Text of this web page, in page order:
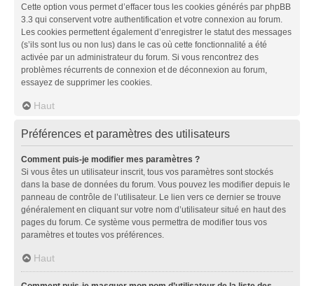
Cette option vous permet d’effacer tous les cookies générés par phpBB
3.3 qui conservent votre authentification et votre connexion au forum.
Les cookies permettent également d’enregistrer le statut des messages
(s’ils sont lus ou non lus) dans le cas où cette fonctionnalité a été
activée par un administrateur du forum. Si vous rencontrez des
problèmes récurrents de connexion et de déconnexion au forum,
essayez de supprimer les cookies.
Haut
Préférences et paramètres des utilisateurs
Comment puis-je modifier mes paramètres ?
Si vous êtes un utilisateur inscrit, tous vos paramètres sont stockés
dans la base de données du forum. Vous pouvez les modifier depuis le
panneau de contrôle de l’utilisateur. Le lien vers ce dernier se trouve
généralement en cliquant sur votre nom d’utilisateur situé en haut des
pages du forum. Ce système vous permettra de modifier tous vos
paramètres et toutes vos préférences.
Haut